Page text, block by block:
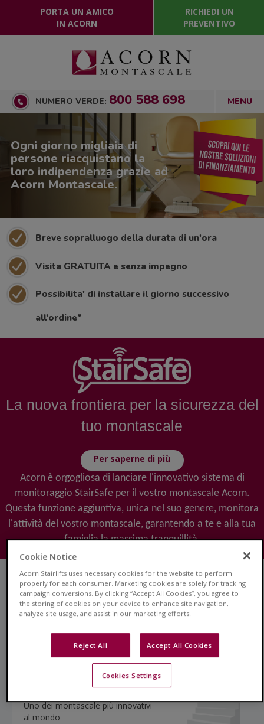
PORTA UN AMICO
IN ACORN
RICHIEDI UN
PREVENTIVO
NUMERO VERDE: 800 588 698
Ogni giorno migliaia di
persone riacquistano la
loro indipendenza grazie ad
Acorn Montascale.
Breve sopralluogo della durata di un'ora
Visita GRATUITA e senza impegno
Possibilita' di installare il giorno successivo
all'ordine*
La nuova frontiera per la sicurezza del
tuo montascale
Per saperne di più
Acorn è orgogliosa di lanciare l'innovativo sistema di
monitoraggio StairSafe per il vostro montascale Acorn.
Questa funzione aggiuntiva, unica nel suo genere, monitora
l'attività del vostro montascale, garantendo a te e alla tua
famiglia la massima tranquillità.
Montascale rettilineo
La soluzione ideale per scale
rettilinee
> Maggiori informazioni
Montascale curvilineo
Uno dei montascale più innovativi
al mondo
Cookie Notice
Acorn Stairlifts uses necessary cookies for the website to perform
properly for each consumer. Marketing cookies are solely for tracking
campaign conversions. By clicking “Accept All Cookies”, you agree to
the storing of cookies on your device to enhance site navigation,
analyze site usage, and assist in our marketing efforts.
Reject All Accept All Cookies
Cookies Settings